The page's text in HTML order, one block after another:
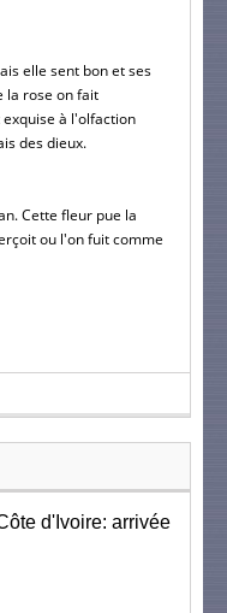
elle sent bon et ses
la rose on fait
à l'olfaction
des dieux.
Cette fleur pue la
ou l'on fuit comme
d'Ivoire: arrivée